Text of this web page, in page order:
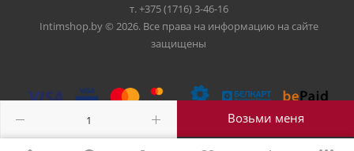
Возьми меня
т. +375 (1716) 3-46-16
Intimshop.by © 2026. Все права на информацию на сайте
защищены